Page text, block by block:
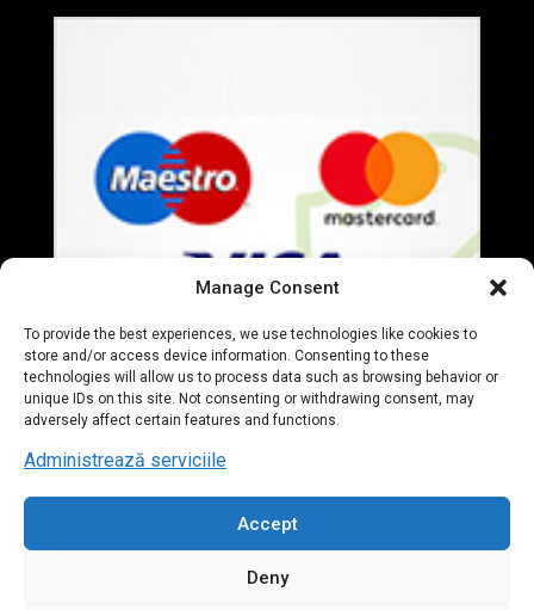
Manage Consent
To provide the best experiences, we use technologies like cookies to
store and/or access device information. Consenting to these
technologies will allow us to process data such as browsing behavior or
unique IDs on this site. Not consenting or withdrawing consent, may
adversely affect certain features and functions.
Administrează serviciile
Accept
Deny
© 2020 Everart Mobila. All Rights Reserved. designed by
Tudor Deleanu